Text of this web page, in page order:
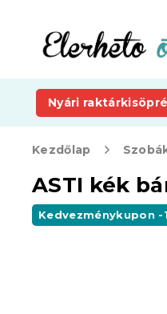
tartalomhoz
Nyári
Kezdőlap
ASTI kék
Kedvezménykupon -